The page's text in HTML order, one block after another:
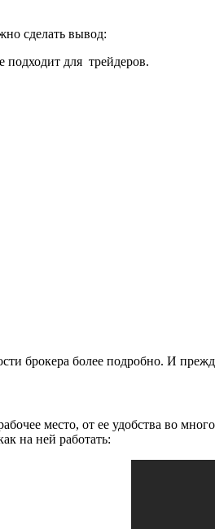
сделать вывод:
подходит для трейдеров.
брокера более подробно. И
место, от ее удобства во
на ней работать: